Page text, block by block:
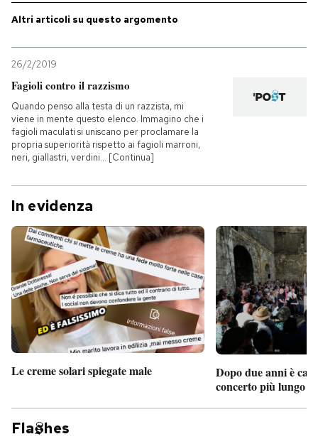
CALENDARIO
AREA PERSONALE
Entra
Altri articoli su questo argomento
26/2/2019
Fagioli contro il razzismo
Quando penso alla testa di un razzista, mi
viene in mente questo elenco. Immagino che i
fagioli maculati si uniscano per proclamare la
propria superiorità rispetto ai fagioli marroni,
neri, giallastri, verdini… [Continua]
In evidenza
Le creme solari spiegate male
Dopo due anni è
concerto più lungo
Fla hes